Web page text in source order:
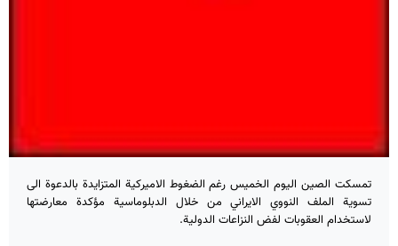
تمسكت الصين اليوم الخميس رغم الضغوط الاميركية المتزايدة بالدعوة الى
تسوية الملف النووي الايراني من خلال الدبلوماسية مؤكدة معارضتها
لاستخدام العقوبات لفض النزاعات الدولية.